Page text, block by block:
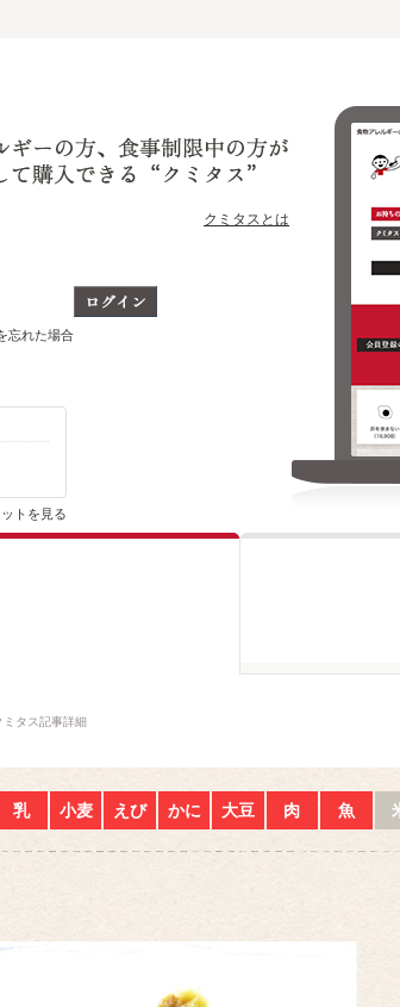
クミタスとは
忘れた場合
ショップ別に、今までに購入・ブックマーク
どの商品をいま取り扱っているかがわかります
トを見る
ミタス記事詳細
乳 小麦 えび かに 大豆 肉 魚